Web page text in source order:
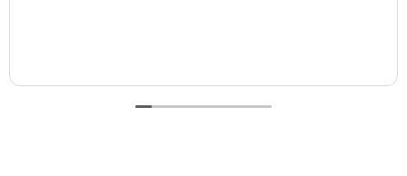
organizzazione realizzata dall’ufficio